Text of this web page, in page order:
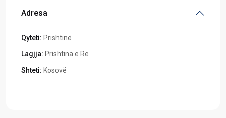
Adresa
Qyteti: Prishtinë
Lagjja: Prishtina e Re
Shteti: Kosovë